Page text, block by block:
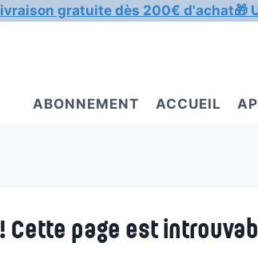
gratuite dès 200€ d'achat🎁
ABONNEMENT ACCUEIL
Cette page est